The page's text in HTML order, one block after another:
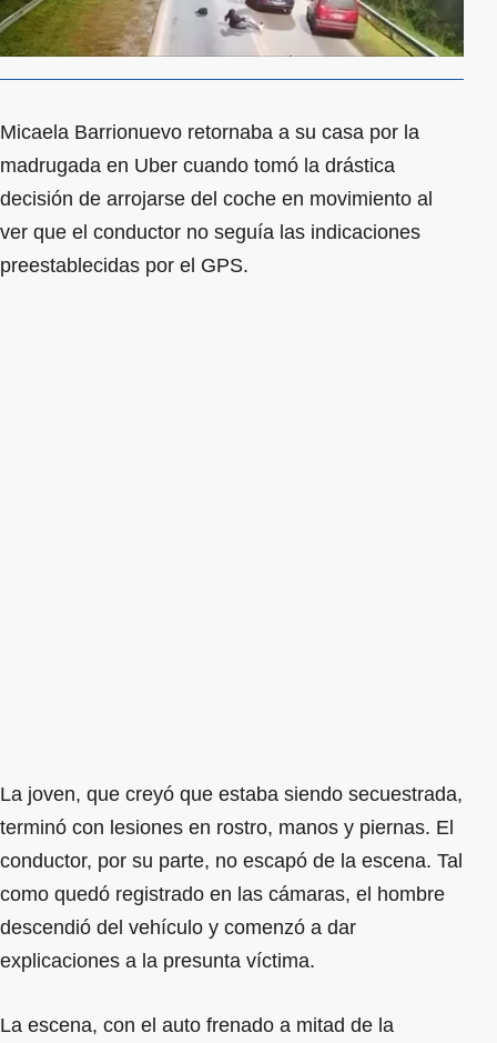
Micaela Barrionuevo retornaba a su casa por la
madrugada en Uber cuando tomó la drástica
decisión de arrojarse del coche en movimiento al
ver que el conductor no seguía las indicaciones
preestablecidas por el GPS.
La joven, que creyó que estaba siendo secuestrada,
terminó con lesiones en rostro, manos y piernas. El
conductor, por su parte, no escapó de la escena. Tal
como quedó registrado en las cámaras, el hombre
descendió del vehículo y comenzó a dar
explicaciones a la presunta víctima.
La escena, con el auto frenado a mitad de la